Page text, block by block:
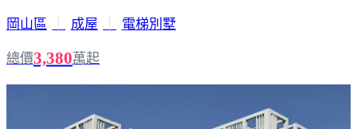
岡山區 成屋 電梯別墅
總價3,380萬起